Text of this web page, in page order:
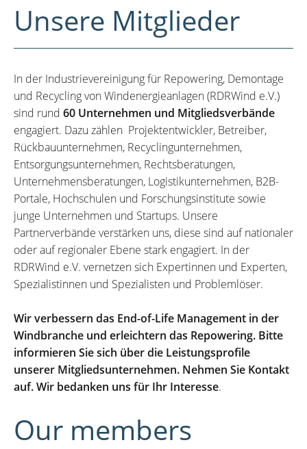
Unsere Mitglieder
In der Industrievereinigung für Repowering, Demontage
und Recycling von Windenergieanlagen (RDRWind e.V.)
sind rund 60 Unternehmen und Mitgliedsverbände
engagiert. Dazu zählen Projektentwickler, Betreiber,
Rückbauunternehmen, Recyclingunternehmen,
Entsorgungsunternehmen, Rechtsberatungen,
Unternehmensberatungen, Logistikunternehmen, B2B-
Portale, Hochschulen und Forschungsinstitute sowie
junge Unternehmen und Startups. Unsere
Partnerverbände verstärken uns, diese sind auf nationaler
oder auf regionaler Ebene stark engagiert. In der
RDRWind e.V. vernetzen sich Expertinnen und Experten,
Spezialistinnen und Spezialisten und Problemlöser.
Wir verbessern das End-of-Life Management in der
Windbranche und erleichtern das Repowering. Bitte
informieren Sie sich über die Leistungsprofile
unserer Mitgliedsunternehmen. Nehmen Sie Kontakt
auf. Wir bedanken uns für Ihr Interesse.
Our members